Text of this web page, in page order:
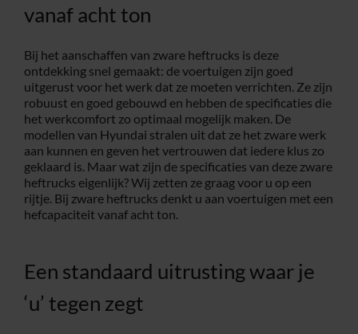
vanaf acht ton
Bij het aanschaffen van zware heftrucks is deze
ontdekking snel gemaakt: de voertuigen zijn goed
uitgerust voor het werk dat ze moeten verrichten. Ze zijn
robuust en goed gebouwd en hebben de specificaties die
het werkcomfort zo optimaal mogelijk maken. De
modellen van Hyundai stralen uit dat ze het zware werk
aan kunnen en geven het vertrouwen dat iedere klus zo
geklaard is. Maar wat zijn de specificaties van deze zware
heftrucks eigenlijk? Wij zetten ze graag voor u op een
rijtje. Bij zware heftrucks denkt u aan voertuigen met een
hefcapaciteit vanaf acht ton.
Een standaard uitrusting waar je
‘u’ tegen zegt